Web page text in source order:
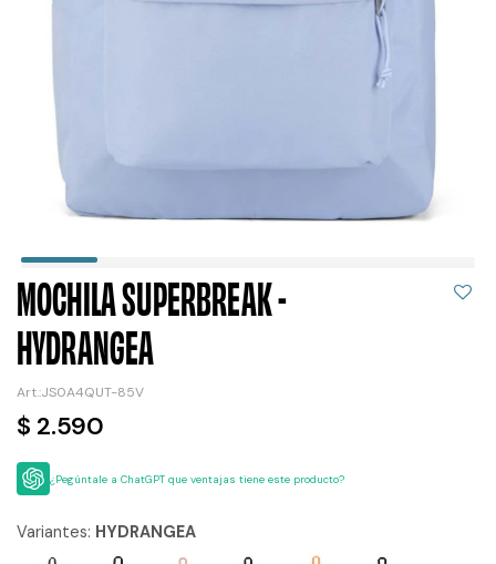
MOCHILA SUPERBREAK -
HYDRANGEA
JS0A4QUT-85V
$ 2.590
¿Pegúntale a ChatGPT que ventajas tiene este producto?
Variantes: HYDRANGEA